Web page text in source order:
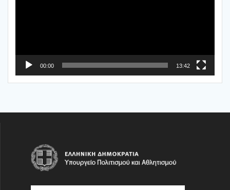
00:00 13:42